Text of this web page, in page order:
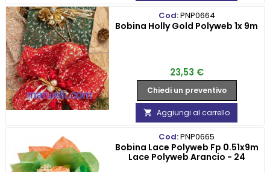
Cod:PNP0664
Bobina Holly Gold Polyweb 1x 9m
Prezzo
23,53 €
Chiedi un preventivo
 Aggiungi al carrello
Cod:PNP0665
Bobina Lace Polyweb Fp 0.51x9m
Lace Polyweb Arancio - 24